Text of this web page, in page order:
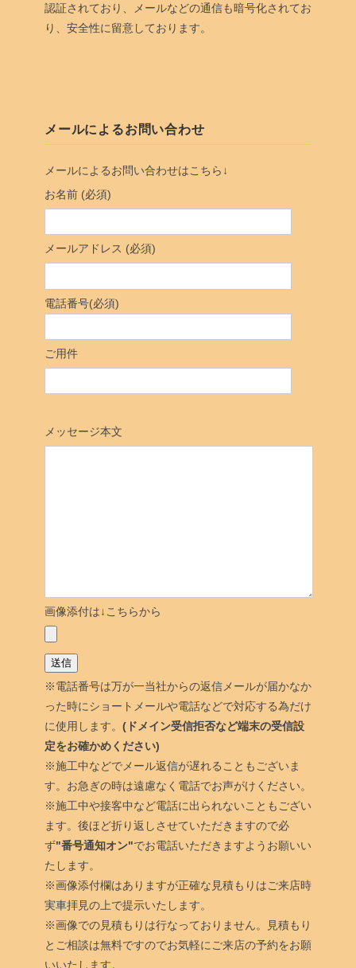
認証されており、メールなどの通信も暗号化されてお
り、安全性に留意しております。
メールによるお問い合わせ
メールによるお問い合わせはこちら↓
お名前 (必須)
メールアドレス (必須)
電話番号(必須)
ご用件
メッセージ本文
画像添付は↓こちらから
※電話番号は万が一当社からの返信メールが届かなか
った時にショートメールや電話などで対応する為だけ
に使用します。 (ドメイン受信拒否など端末の受信設
定をお確かめください)
※施工中などでメール返信が遅れることもございま
す。お急ぎの時は遠慮なく電話でお声がけください。
※施工中や接客中など電話に出られないこともござい
ます。後ほど折り返しさせていただきますので必
ず"番号通知オン"でお電話いただきますようお願いい
たします。
※画像添付欄はありますが正確な見積もりはご来店時
実車拝見の上で提示いたします。
※画像での見積もりは行なっておりません。見積もり
とご相談は無料ですのでお気軽にご来店の予約をお願
いいたします。